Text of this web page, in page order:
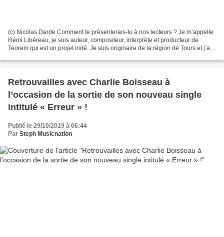
(c) Nicolas Darde Comment te présenterais-tu à nos lecteurs ? Je m’appelle
Rémi Libéreau, je suis auteur, compositeur, interprète et producteur de
Teorem qui est un projet indé. Je suis originaire de la région de Tours et j’ai
Retrouvailles avec Charlie Boisseau à
l’occasion de la sortie de son nouveau single
intitulé « Erreur » !
Publié le 29/10/2019 à 06:44
Par Steph Musicnation